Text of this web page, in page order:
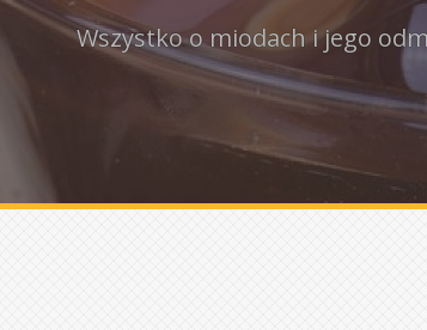
Wszystko o miodach i jego